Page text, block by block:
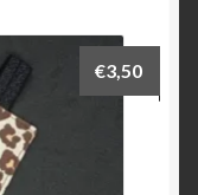
€3,50